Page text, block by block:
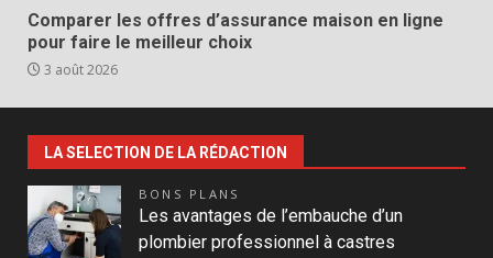
Comparer les offres d’assurance maison en ligne
pour faire le meilleur choix
3 août 2026
LA SELECTION DE LA RÉDACTION
BONS PLANS
Les avantages de l’embauche d’un
plombier professionnel à castres